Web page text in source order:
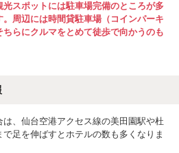
スポットには駐車場完備のところが多
周辺には時間貸駐車場（コインパーキ
らにクルマをとめて徒歩で向かうのも
、仙台空港アクセス線の美田園駅や杜
足を伸ばすとホテルの数も多くなりま